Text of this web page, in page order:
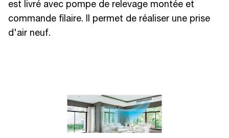
est livré avec pompe de relevage montée et
commande filaire. Il permet de réaliser une prise
d'air neuf.